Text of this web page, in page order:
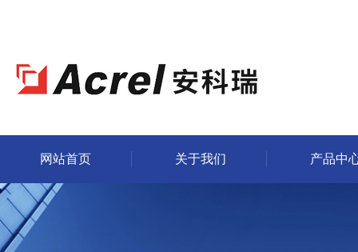
网站首页 关于我们 产品中